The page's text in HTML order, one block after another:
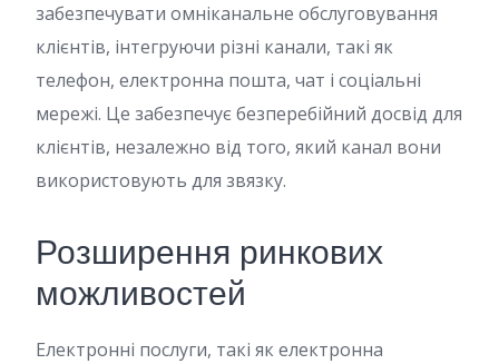
забезпечувати омніканальне обслуговування
клієнтів, інтегруючи різні канали, такі як
телефон, електронна пошта, чат і соціальні
мережі. Це забезпечує безперебійний досвід для
клієнтів, незалежно від того, який канал вони
використовують для звязку.
Розширення ринкових
можливостей
Електронні послуги, такі як електронна